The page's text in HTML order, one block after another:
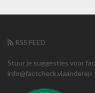
RSS FEED
Stuur je suggesties voor
info@factcheck.vlaanderen